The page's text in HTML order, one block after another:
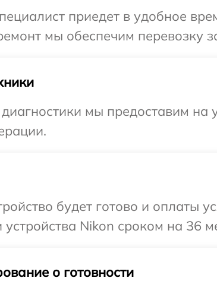
приедет в удобное
мы обеспечим перевозку
мы предоставим на
будет готово и оплаты
Nikon сроком на 36
о готовности